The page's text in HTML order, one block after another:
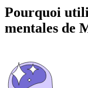
Pourquoi
mentales de